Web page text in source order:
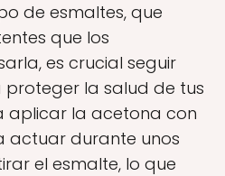
de esmaltes, que
que los
es crucial seguir
la salud de tus
aplicar la acetona con
actuar durante unos
el esmalte, lo que